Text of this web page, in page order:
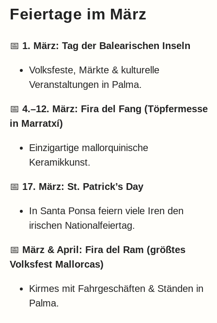
Feiertage im März
📅 1. März: Tag der Balearischen Inseln
Volksfeste, Märkte & kulturelle
Veranstaltungen in Palma.
📅 4.–12. März: Fira del Fang (Töpfermesse
in Marratxí)
Einzigartige mallorquinische
Keramikkunst.
📅 17. März: St. Patrick’s Day
In Santa Ponsa feiern viele Iren den
irischen Nationalfeiertag.
📅 März & April: Fira del Ram (größtes
Volksfest Mallorcas)
Kirmes mit Fahrgeschäften & Ständen in
Palma.